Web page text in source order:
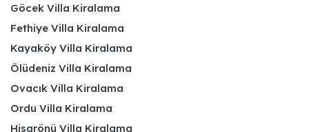
Göcek Villa Kiralama
Fethiye Villa Kiralama
Kayaköy Villa Kiralama
Ölüdeniz Villa Kiralama
Ovacık Villa Kiralama
Ordu Villa Kiralama
Hisarönü Villa Kiralama